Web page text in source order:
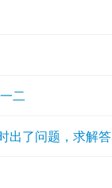
二
出了问题，求解答